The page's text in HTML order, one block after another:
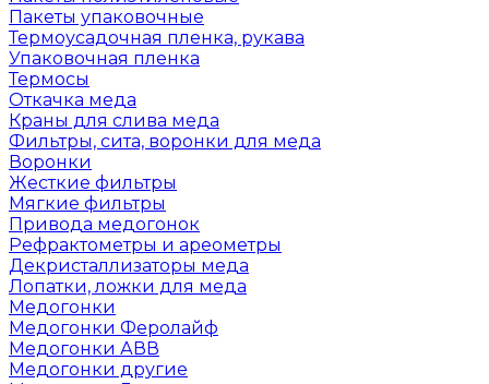
Пакеты упаковочные
Термоусадочная пленка, рукава
Упаковочная пленка
Термосы
Откачка меда
Краны для слива меда
Фильтры, сита, воронки для меда
Воронки
Жесткие фильтры
Мягкие фильтры
Привода медогонок
Рефрактометры и ареометры
Декристаллизаторы меда
Лопатки, ложки для меда
Медогонки
Медогонки Феролайф
Медогонки АВВ
Медогонки другие